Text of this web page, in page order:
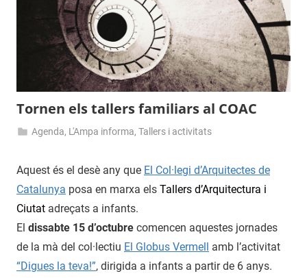
Tornen els tallers familiars al COAC
d'octubre
2016
Agenda, L'Ampa informa,Tallers i activitats
Aquest és el desè any que El Col·legi d’Arquitectes de
Catalunya posa en marxa els Tallers d’Arquitectura i
Ciutat adreçats a infants.
El dissabte 15 d’octubre comencen aquestes jornades
de la mà del col·lectiu El Globus Vermell
amb l’activitat
“Digues la teva!”, dirigida a infants a partir de 6 anys.